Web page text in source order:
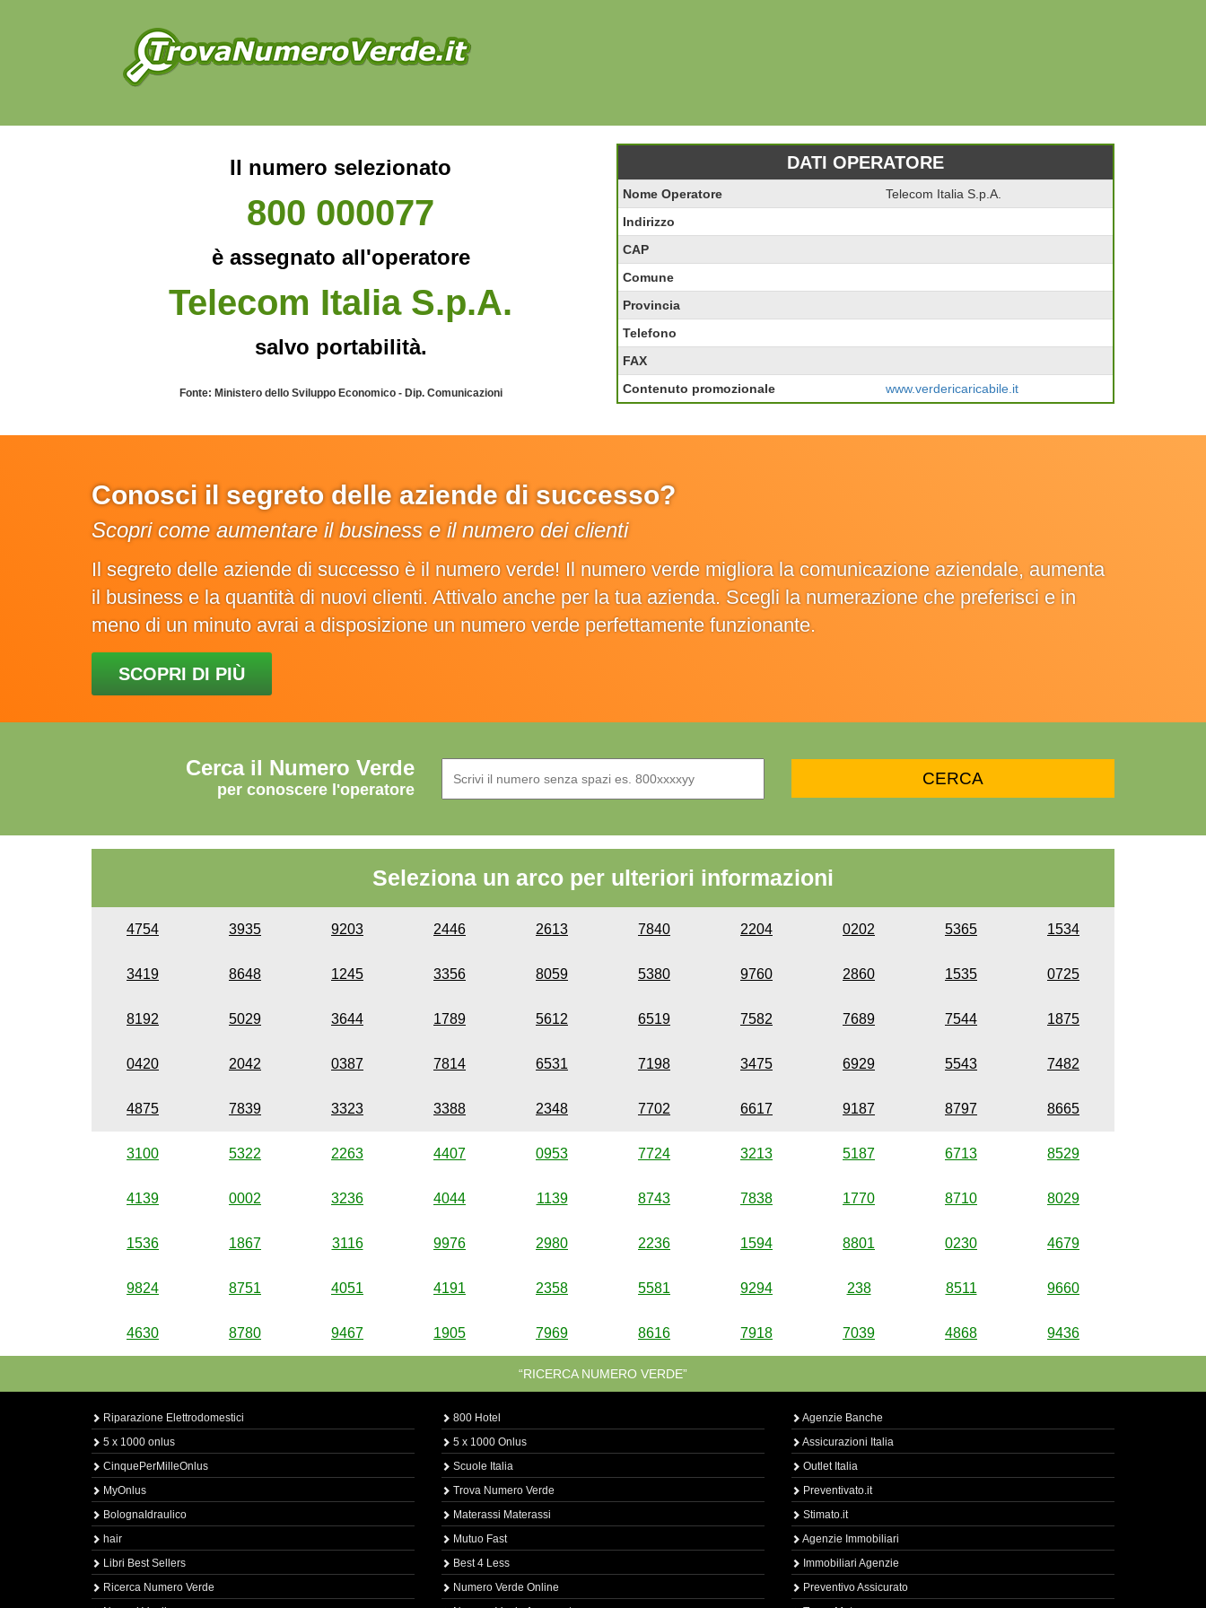
Il numero selezionato
800 000077
è assegnato all'operatore
Telecom Italia S.p.A.
salvo portabilità.
Fonte: Ministero dello Sviluppo Economico - Dip. Comunicazioni
DATI OPERATORE
Nome Operatore
Telecom Italia S.p.A.
Indirizzo
CAP
Comune
Provincia
Telefono
FAX
Contenuto promozionale
www.verdericaricabile.it
Conosci il segreto delle aziende di successo?
Scopri come aumentare il business e il numero dei clienti
Il segreto delle aziende di successo è il numero verde! Il numero verde migliora la comunicazione aziendale, aumenta
il business e la quantità di nuovi clienti. Attivalo anche per la tua azienda. Scegli la numerazione che preferisci e in
meno di un minuto avrai a disposizione un numero verde perfettamente funzionante.
SCOPRI DI PIÙ
Cerca il Numero Verde
per conoscere l'operatore
Seleziona un arco per ulteriori informazioni
4754 3935 9203 2446 2613 7840 2204 0202 5365 1534
3419 8648 1245 3356 8059 5380 9760 2860 1535 0725
8192 5029 3644 1789 5612 6519 7582 7689 7544 1875
0420 2042 0387 7814 6531 7198 3475 6929 5543 7482
4875 7839 3323 3388 2348 7702 6617 9187 8797 8665
3100 5322 2263 4407 0953 7724 3213 5187 6713 8529
4139 0002 3236 4044 1139 8743 7838 1770 8710 8029
1536 1867 3116 9976 2980 2236 1594 8801 0230 4679
9824 8751 4051 4191 2358 5581 9294 238 8511 9660
4630 8780 9467 1905 7969 8616 7918 7039 4868 9436
“RICERCA NUMERO VERDE”
Riparazione Elettrodomestici
5 x 1000 onlus
CinquePerMilleOnlus
MyOnlus
BolognaIdraulico
hair
Libri Best Sellers
Ricerca Numero Verde
800 Hotel
5 x 1000 Onlus
Scuole Italia
Trova Numero Verde
Materassi Materassi
Mutuo Fast
Best 4 Less
Numero Verde Online
Agenzie Banche
Assicurazioni Italia
Outlet Italia
Preventivato.it
Stimato.it
Agenzie Immobiliari
Immobiliari Agenzie
Preventivo Assicurato